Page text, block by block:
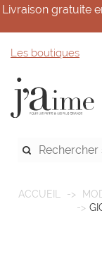
Livraison gratuite
Les boutiques
ACCUEIL